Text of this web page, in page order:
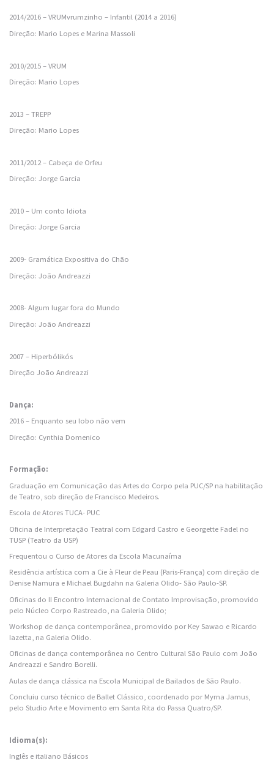
2014/2016 – VRUMvrumzinho – Infantil (2014 a 2016)
Direção: Mario Lopes e Marina Massoli
2010/2015 – VRUM
Direção: Mario Lopes
2013 – TREPP
Direção: Mario Lopes
2011/2012 – Cabeça de Orfeu
Direção: Jorge Garcia
2010 – Um conto Idiota
Direção: Jorge Garcia
2009- Gramática Expositiva do Chão
Direção: João Andreazzi
2008- Algum lugar fora do Mundo
Direção: João Andreazzi
2007 – Hiperbólikós
Direção João Andreazzi
Dança:
2016 – Enquanto seu lobo não vem
Direção: Cynthia Domenico
Formação:
Graduação em Comunicação das Artes do Corpo pela PUC/SP na habilitação
de Teatro, sob direção de Francisco Medeiros.
Escola de Atores TUCA- PUC
Oficina de Interpretação Teatral com Edgard Castro e Georgette Fadel no
TUSP (Teatro da USP)
Frequentou o Curso de Atores da Escola Macunaíma
Residência artística com a Cie à Fleur de Peau (Paris-França) com direção de
Denise Namura e Michael Bugdahn na Galeria Olido- São Paulo-SP.
Oficinas do II Encontro Internacional de Contato Improvisação, promovido
pelo Núcleo Corpo Rastreado, na Galeria Olido;
Workshop de dança contemporânea, promovido por Key Sawao e Ricardo
Iazetta, na Galeria Olido.
Oficinas de dança contemporânea no Centro Cultural São Paulo com João
Andreazzi e Sandro Borelli.
Aulas de dança clássica na Escola Municipal de Bailados de São Paulo.
Concluiu curso técnico de Ballet Clássico, coordenado por Myrna Jamus,
pelo Studio Arte e Movimento em Santa Rita do Passa Quatro/SP.
Idioma(s):
Inglês e italiano Básicos